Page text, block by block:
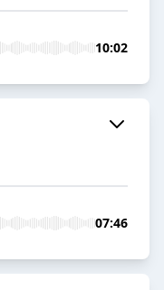
10:02
07:46